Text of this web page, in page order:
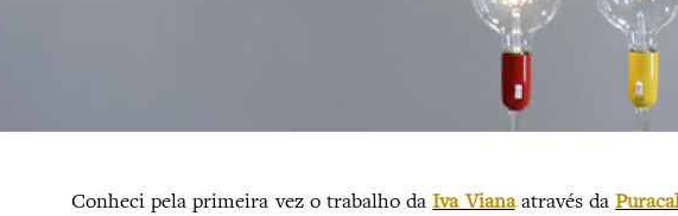
Conheci pela primeira vez o trabalho daIva Vianaatravés da